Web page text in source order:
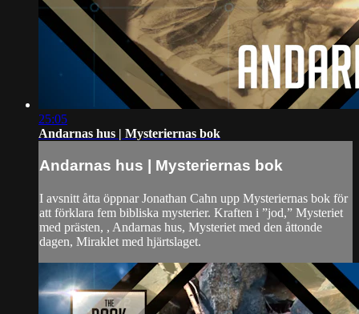
25:05
Andarnas hus | Mysteriernas bok
Andarnas hus | Mysteriernas bok
I avsnitt åtta öppnar Jonathan Cahn upp Mysteriernas bok för
att förklara fem bibliska mysterier. Kraften i ”jod,” Mysteriet
med prästen, , Andarnas hus, Mysteriet med den åttonde
dagen, Miraklet med hjärtslaget.